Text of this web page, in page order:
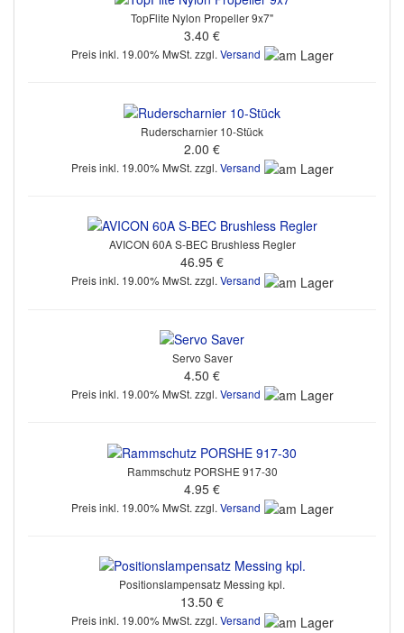
TopFlite Nylon Propeller 9x7"
3.40 €
Preis inkl. 19.00% MwSt. zzgl. Versand
Ruderscharnier 10-Stück
2.00 €
Preis inkl. 19.00% MwSt. zzgl. Versand
AVICON 60A S-BEC Brushless Regler
46.95 €
Preis inkl. 19.00% MwSt. zzgl. Versand
Servo Saver
4.50 €
Preis inkl. 19.00% MwSt. zzgl. Versand
Rammschutz PORSHE 917-30
4.95 €
Preis inkl. 19.00% MwSt. zzgl. Versand
Positionslampensatz Messing kpl.
13.50 €
Preis inkl. 19.00% MwSt. zzgl. Versand